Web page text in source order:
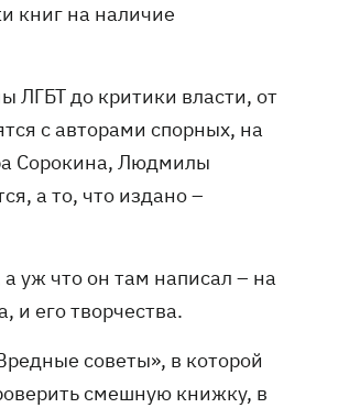
книг на наличие
ЛГБТ до критики власти, от
с авторами спорных, на
Сорокина, Людмилы
а то, что издано –
уж что он там написал – на
и его творчества.
советы», в которой
смешную книжку, в